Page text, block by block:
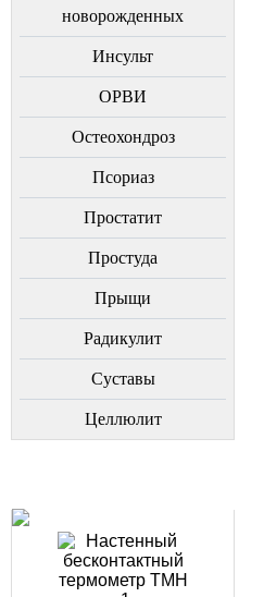
новорожденных
Инсульт
ОРВИ
Остеохондроз
Пcориаз
Простатит
Простуда
Прыщи
Радикулит
Суставы
Целлюлит